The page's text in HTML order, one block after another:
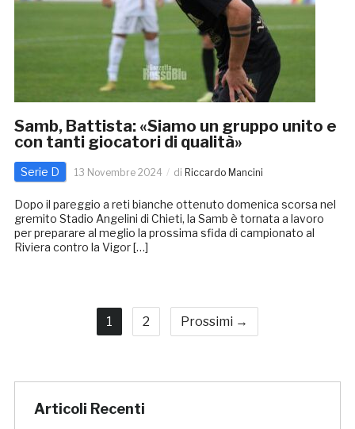
Samb, Battista: «Siamo un gruppo unito e
con tanti giocatori di qualità»
Serie D 13 Novembre 2024 di Riccardo Mancini
Dopo il pareggio a reti bianche ottenuto domenica scorsa nel
gremito Stadio Angelini di Chieti, la Samb è tornata a lavoro
per preparare al meglio la prossima sfida di campionato al
Riviera contro la Vigor […]
1 2 Prossimi →
Articoli Recenti